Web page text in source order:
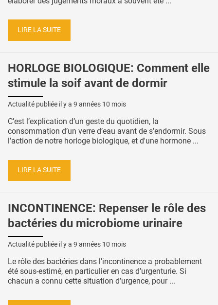
LIRE LA SUITE
HORLOGE BIOLOGIQUE: Comment elle
stimule la soif avant de dormir
Actualité publiée il y a 9 années 10 mois
C’est l’explication d’un geste du quotidien, la
consommation d’un verre d’eau avant de s’endormir. Sous
l’action de notre horloge biologique, et d'une hormone ...
LIRE LA SUITE
INCONTINENCE: Repenser le rôle des
bactéries du microbiome urinaire
Actualité publiée il y a 9 années 10 mois
Le rôle des bactéries dans l'incontinence a probablement
été sous-estimé, en particulier en cas d’urgenturie. Si
chacun a connu cette situation d’urgence, pour ...